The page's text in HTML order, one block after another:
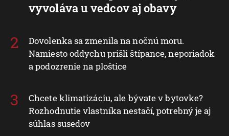
vyvoláva u vedcov aj obavy
Dovolenka sa zmenila na nočnú moru.
Namiesto oddychu prišli štípance, neporiadok
a podozrenie na ploštice
Chcete klimatizáciu, ale bývate v bytovke?
Rozhodnutie vlastníka nestačí, potrebný je aj
súhlas susedov